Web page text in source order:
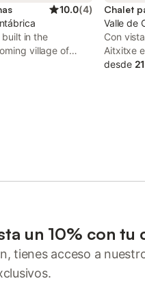
10.0(4)
in the
village of
lush greenery, this
by
Chalet
Valle de
Con
Aitxitxe
unas
una
2
no
desde
un 10% con tu
tienes acceso a